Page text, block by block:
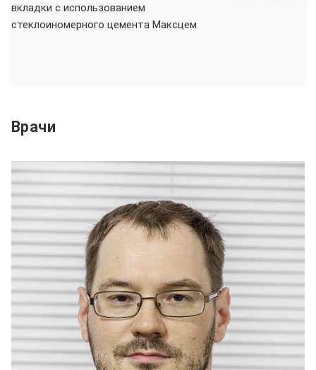
вкладки с использованием
стеклоиномерного цемента Максцем
Врачи